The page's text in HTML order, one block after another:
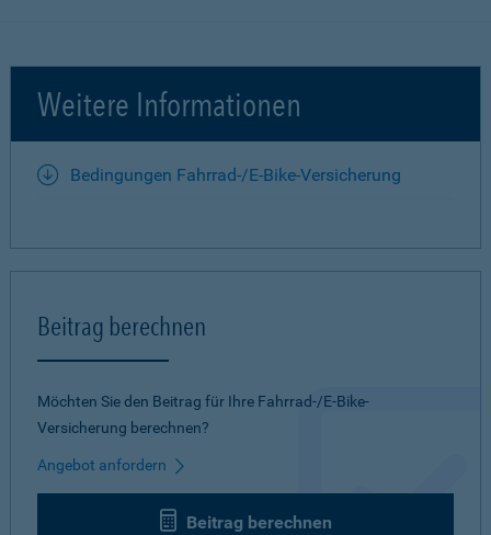
Weitere Informationen
Bedingungen Fahrrad-/E-Bike-Versicherung
Beitrag berechnen
Möchten Sie den Beitrag für Ihre Fahrrad-/E-Bike-
Versicherung berechnen?
Angebot anfordern
Beitrag berechnen